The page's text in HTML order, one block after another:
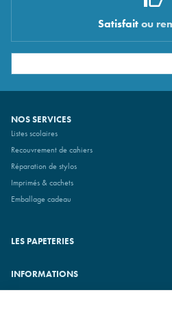
Satisfaitou
NOS SERVICES
Listes scolaires
Recouvrement de cahiers
Réparation de stylos
Imprimés & cachets
Emballage cadeau
LES PAPETERIES
INFORMATIONS